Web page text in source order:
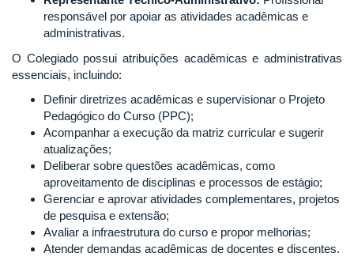
responsável por apoiar as atividades acadêmicas e
administrativas.
O Colegiado possui atribuições acadêmicas e administrativas
essenciais, incluindo:
Definir diretrizes acadêmicas e supervisionar o Projeto
Pedagógico do Curso (PPC);
Acompanhar a execução da matriz curricular e sugerir
atualizações;
Deliberar sobre questões acadêmicas, como
aproveitamento de disciplinas e processos de estágio;
Gerenciar e aprovar atividades complementares, projetos
de pesquisa e extensão;
Avaliar a infraestrutura do curso e propor melhorias;
Atender demandas acadêmicas de docentes e discentes.